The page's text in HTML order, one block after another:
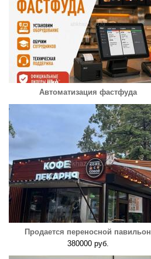
Автоматизация фастфуда
Продается переносной павильон
380000 руб.